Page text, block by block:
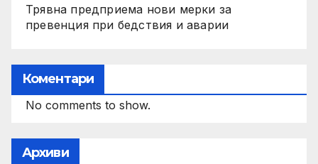
Трявна предприема нови мерки за
превенция при бедствия и аварии
Коментари
No comments to show.
Архиви